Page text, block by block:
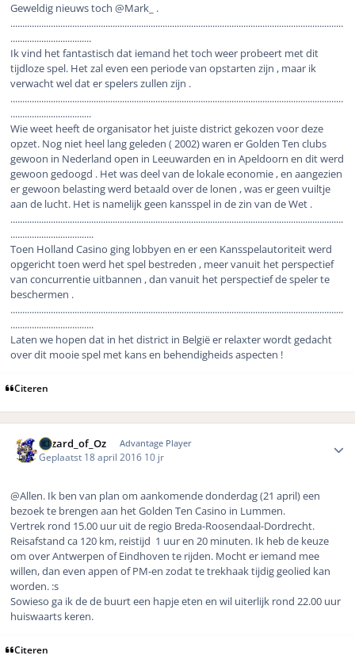
Geweldig nieuws toch @Mark_ .
............................................................................................................................................
..................................
Ik vind het fantastisch dat iemand het toch weer probeert met dit
tijdloze spel. Het zal even een periode van opstarten zijn , maar ik
verwacht wel dat er spelers zullen zijn .
............................................................................................................................................
..................................
Wie weet heeft de organisator het juiste district gekozen voor deze
opzet. Nog niet heel lang geleden ( 2002) waren er Golden Ten clubs
gewoon in Nederland open in Leeuwarden en in Apeldoorn en dit werd
gewoon gedoogd . Het was deel van de lokale economie , en aangezien
er gewoon belasting werd betaald over de lonen , was er geen vuiltje
aan de lucht. Het is namelijk geen kansspel in de zin van de Wet .
............................................................................................................................................
...................................
Toen Holland Casino ging lobbyen en er een Kansspelautoriteit werd
opgericht toen werd het spel bestreden , meer vanuit het perspectief
van concurrentie uitbannen , dan vanuit het perspectief de speler te
beschermen .
............................................................................................................................................
...................................
Laten we hopen dat in het district in België er relaxter wordt gedacht
over dit mooie spel met kans en behendigheids aspecten !
Citeren
Wizard_of_Oz Advantage Player
Geplaatst 18 april 2016 10 jr
@Allen. Ik ben van plan om aankomende donderdag (21 april) een
bezoek te brengen aan het Golden Ten Casino in Lummen.
Vertrek rond 15.00 uur uit de regio Breda-Roosendaal-Dordrecht.
Reisafstand ca 120 km, reistijd 1 uur en 20 minuten. Ik heb de keuze
om over Antwerpen of Eindhoven te rijden. Mocht er iemand mee
willen, dan even appen of PM-en zodat te trekhaak tijdig geolied kan
worden. :s
Sowieso ga ik de de buurt een hapje eten en wil uiterlijk rond 22.00 uur
huiswaarts keren.
Citeren